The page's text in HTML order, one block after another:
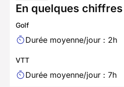
En quelques chiffres
Golf
Durée moyenne/jour : 2h
VTT
Durée moyenne/jour : 7h